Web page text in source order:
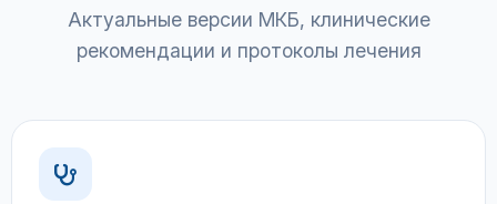
Актуальные версии МКБ, клинические
рекомендации и протоколы лечения